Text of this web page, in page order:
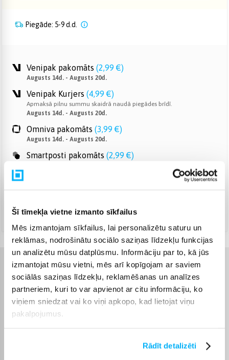
Šī tīmekļa vietne izmanto sīkfailus
Mēs izmantojam sīkfailus, lai personalizētu saturu un
reklāmas, nodrošinātu sociālo saziņas līdzekļu funkcijas
un analizētu mūsu datplūsmu. Informāciju par to, kā jūs
izmantojat mūsu vietni, mēs arī kopīgojam ar saviem
sociālās saziņas līdzekļu, reklamēšanas un analīzes
partneriem, kuri to var apvienot ar citu informāciju, ko
viņiem sniedzat vai ko viņi apkopo, kad lietojat viņu
pakalpojumus.
Rādīt detalizēti
Piegāde: 5-9 d.d.
Venipak pakomāts (2,99 €)
Augusts 14d. - Augusts 20d.
Venipak Kurjers (4,99 €)
Apmaksā pilnu summu skaidrā naudā piegādes brīdī.
Augusts 14d. - Augusts 20d.
Omniva pakomāts (3,99 €)
Augusts 14d. - Augusts 20d.
Smartposti pakomāts (2,99 €)
DPD kurjers (5,99 €)
Augusts 14d. - Augusts 20d.
Raksturlielumi
Ražotājs Avengers
rotaļlietām. Jūs atradīsiet